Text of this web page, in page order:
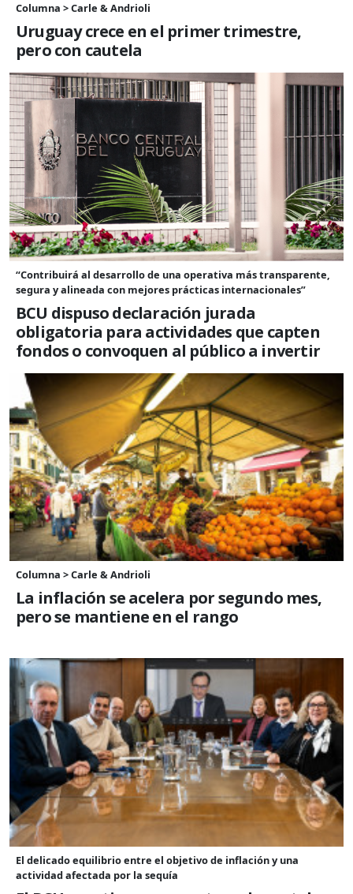
Columna > Carle & Andrioli
Uruguay crece en el primer trimestre,
pero con cautela
“Contribuirá al desarrollo de una operativa más transparente,
segura y alineada con mejores prácticas internacionales”
BCU dispuso declaración jurada
obligatoria para actividades que capten
fondos o convoquen al público a invertir
Columna > Carle & Andrioli
La inflación se acelera por segundo mes,
pero se mantiene en el rango
El delicado equilibrio entre el objetivo de inflación y una
actividad afectada por la sequía